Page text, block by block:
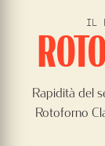
IL
Rapidità del
Rotoforno